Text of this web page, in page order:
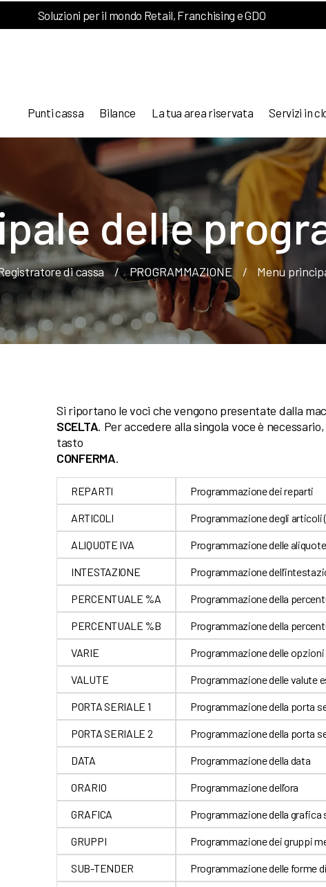
Soluzioni per il mondo Retail, Franchising e GDO
Punti cassa Bilance La tua area riservata Servizi in
delle
di cassa / PROGRAMMAZIONE / Menu
Si riportano le voci che vengono presentate dalla
SCELTA. Per accedere alla singola voce è
tasto
CONFERMA.
REPARTI Programmazione dei reparti
ARTICOLI Programmazione degli articoli
ALIQUOTE IVA Programmazione delle
INTESTAZIONE Programmazione
PERCENTUALE %A Programmazione della
PERCENTUALE %B Programmazione della
VARIE Programmazione delle
VALUTE Programmazione delle valute
PORTA SERIALE 1 Programmazione della porta
PORTA SERIALE 2 Programmazione della porta
DATA Programmazione della data
ORARIO Programmazione dell’ora
GRAFICA Programmazione della grafica
GRUPPI Programmazione dei gruppi
SUB-TENDER Programmazione delle forme